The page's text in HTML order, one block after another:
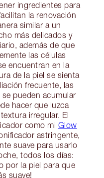
ingredientes para
la renovación
similar a un
más delicados y
además de que
las células
encuentran en la
de la piel se sienta
frecuente, las
pueden acumular
hacer que luzca
irregular. El
como mi Glow
astringente,
suave para usarlo
todos los días:
por la piel para que
suave!